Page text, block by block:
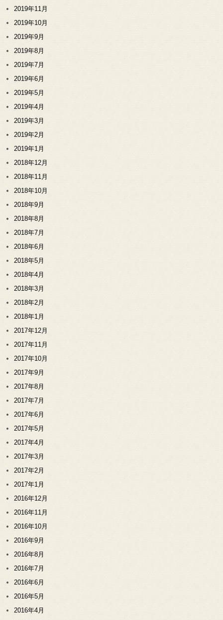
2019年11月
2019年10月
2019年9月
2019年8月
2019年7月
2019年6月
2019年5月
2019年4月
2019年3月
2019年2月
2019年1月
2018年12月
2018年11月
2018年10月
2018年9月
2018年8月
2018年7月
2018年6月
2018年5月
2018年4月
2018年3月
2018年2月
2018年1月
2017年12月
2017年11月
2017年10月
2017年9月
2017年8月
2017年7月
2017年6月
2017年5月
2017年4月
2017年3月
2017年2月
2017年1月
2016年12月
2016年11月
2016年10月
2016年9月
2016年8月
2016年7月
2016年6月
2016年5月
2016年4月